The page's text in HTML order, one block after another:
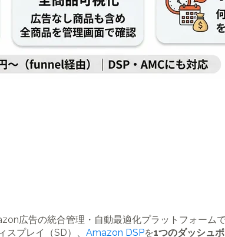
広告の統合管理・自動最適化プラットフォーム
スプレイ（SD）、 Amazon DSPを1つのダッシュ